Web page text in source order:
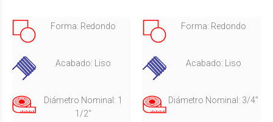
Forma: Redondo
Acabado: Liso
Diámetro Nominal: 1
1/2"
Forma: Redondo
Acabado: Liso
Diámetro Nominal: 3/4"